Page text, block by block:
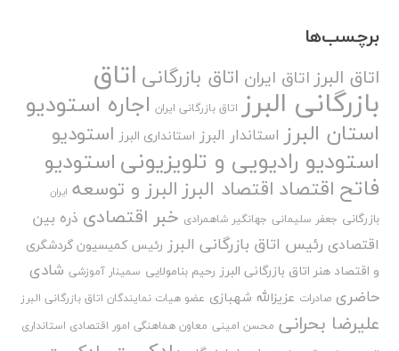
برچسب‌ها
اتاق البرز اتاق ایران اتاق بازرگانی اتاق
بازرگانی البرز اتاق بازرگانی ایران اجاره استودیو
استان البرز استاندار البرز استانداری البرز استودیو
استودیو رادیویی و تلویزیونیاستودیو
فاتح اقتصاد اقتصاد البرزالبرز و توسعه ایران
بازرگانی جعفر سلیمانی جهانگیر شاهمرادی خبر اقتصادی ذره بین
اقتصادی رئیس اتاق بازرگانی البرز رئیس کمیسیون گردشگری
و اقتصاد هنر اتاق بازرگانی البرز رحیم بنامولایی سمینار آموزشی شادی
حاضری صادرات عزیزالله شهبازی عضو هیات نمایندگان اتاق بازرگانی البرز
علیرضا بحرانی محسن امینی معاون هماهنگی امور اقتصادی استانداری